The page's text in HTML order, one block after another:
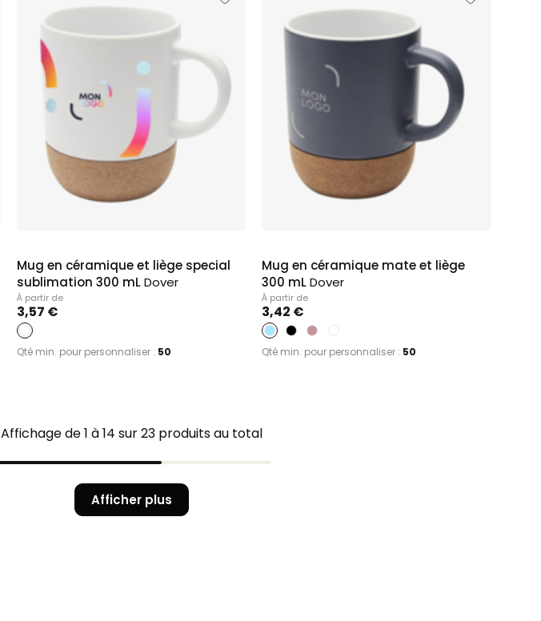
Mug en céramique et liège special
sublimation 300 mLDover
À partir de
3,57 €
Qté min. pour personnaliser : 50
Mug en céramique mate et liège
300 mLDover
À partir de
3,42 €
Qté min. pour personnaliser : 50
Affichage de 1 à 14 sur 23 produits au total
Afficher plus